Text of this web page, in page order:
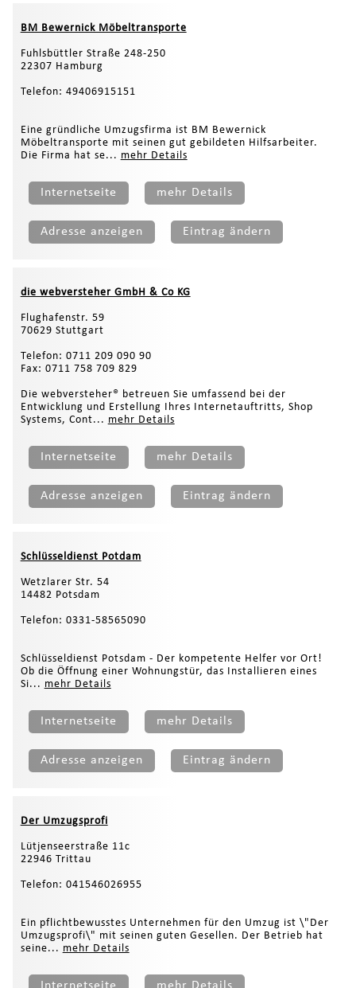
BM Bewernick Möbeltransporte
Fuhlsbüttler Straße 248-250
22307 Hamburg
Telefon: 49406915151
Eine gründliche Umzugsfirma ist BM Bewernick
Möbeltransporte mit seinen gut gebildeten Hilfsarbeiter.
Die Firma hat se... mehr Details
Internetseite mehr Details
Adresse anzeigen Eintrag ändern
die webversteher GmbH & Co KG
Flughafenstr. 59
70629 Stuttgart
Telefon: 0711 209 090 90
Fax: 0711 758 709 829
Die webversteher® betreuen Sie umfassend bei der
Entwicklung und Erstellung Ihres Internetauftritts, Shop
Systems, Cont... mehr Details
Internetseite mehr Details
Adresse anzeigen Eintrag ändern
Schlüsseldienst Potdam
Wetzlarer Str. 54
14482 Potsdam
Telefon: 0331-58565090
Schlüsseldienst Potsdam - Der kompetente Helfer vor Ort!
Ob die Öffnung einer Wohnungstür, das Installieren eines
Si... mehr Details
Internetseite mehr Details
Adresse anzeigen Eintrag ändern
Der Umzugsprofi
Lütjenseerstraße 11c
22946 Trittau
Telefon: 041546026955
Ein pflichtbewusstes Unternehmen für den Umzug ist \"Der
Umzugsprofi\" mit seinen guten Gesellen. Der Betrieb hat
seine... mehr Details